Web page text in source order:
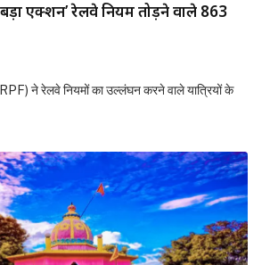
एक्शन’ रेलवे नियम तोड़ने वाले 863
ने रेलवे नियमों का उल्लंघन करने वाले यात्रियों के